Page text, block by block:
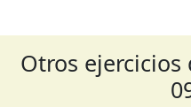
Otros ejercicios